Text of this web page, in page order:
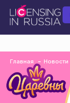
Главная Новости